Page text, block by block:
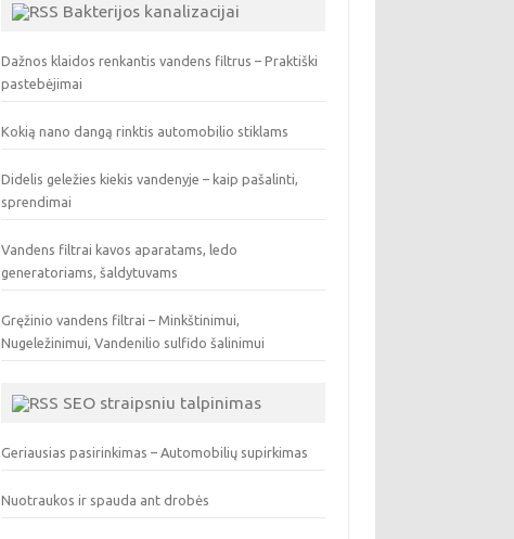
Bakterijos kanalizacijai
Dažnos klaidos renkantis vandens filtrus – Praktiški
pastebėjimai
Kokią nano dangą rinktis automobilio stiklams
Didelis geležies kiekis vandenyje – kaip pašalinti,
sprendimai
Vandens filtrai kavos aparatams, ledo
generatoriams, šaldytuvams
Gręžinio vandens filtrai – Minkštinimui,
Nugeležinimui, Vandenilio sulfido šalinimui
SEO straipsniu talpinimas
Geriausias pasirinkimas – Automobilių supirkimas
Nuotraukos ir spauda ant drobės